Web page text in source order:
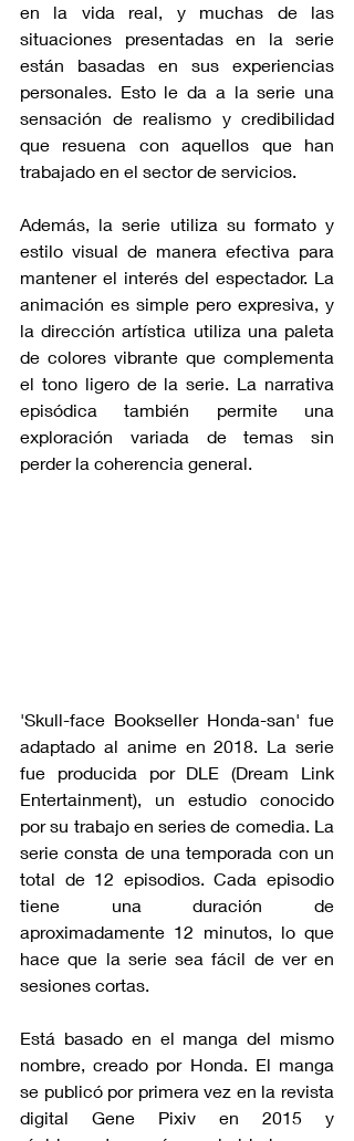
en la vida real, y muchas de las
situaciones presentadas en la serie
están basadas en sus experiencias
personales. Esto le da a la serie una
sensación de realismo y credibilidad
que resuena con aquellos que han
trabajado en el sector de servicios.
Además, la serie utiliza su formato y
estilo visual de manera efectiva para
mantener el interés del espectador. La
animación es simple pero expresiva, y
la dirección artística utiliza una paleta
de colores vibrante que complementa
el tono ligero de la serie. La narrativa
episódica también permite una
exploración variada de temas sin
perder la coherencia general.
'Skull-face Bookseller Honda-san' fue
adaptado al anime en 2018. La serie
fue producida por DLE (Dream Link
Entertainment), un estudio conocido
por su trabajo en series de comedia. La
serie consta de una temporada con un
total de 12 episodios. Cada episodio
tiene una duración de
aproximadamente 12 minutos, lo que
hace que la serie sea fácil de ver en
sesiones cortas.
Está basado en el manga del mismo
nombre, creado por Honda. El manga
se publicó por primera vez en la revista
digital Gene Pixiv en 2015 y